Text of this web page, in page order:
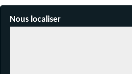
Nous localiser